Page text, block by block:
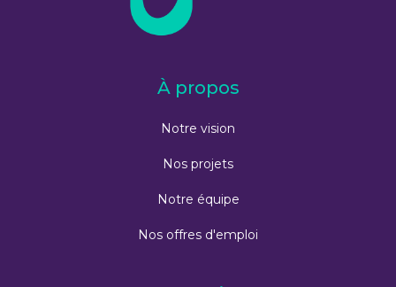
À propos
Notre vision
Nos projets
Notre équipe
Nos offres d'emploi